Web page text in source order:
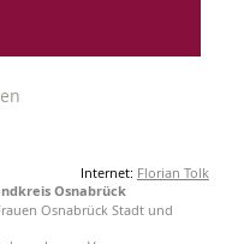
Internet: Florian Tolk
Osnabrück
Osnabrück Stadt und